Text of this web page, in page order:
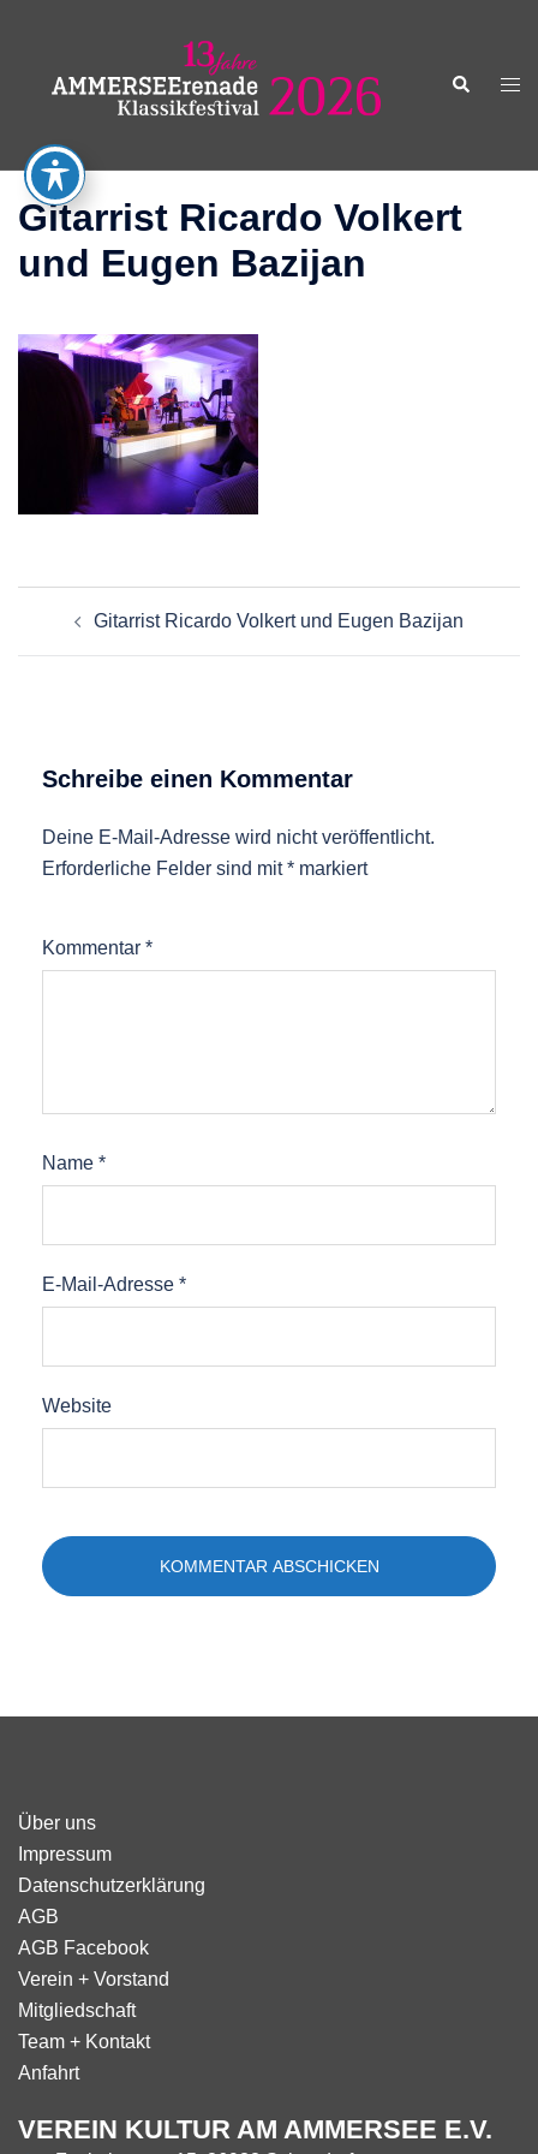
springen
Suche
Gitarrist Ricardo Volkert
und Eugen Bazijan
Gitarrist Ricardo Volkert und Eugen Bazijan
Schreibe einen Kommentar
Deine E-Mail-Adresse wird nicht veröffentlicht.
Erforderliche Felder sind mit* markiert
Kommentar *
Name *
E-Mail-Adresse *
Website
Über uns
Impressum
Datenschutzerklärung
AGB
AGB Facebook
Verein + Vorstand
Mitgliedschaft
Team + Kontakt
Anfahrt
VEREIN KULTUR AM AMMERSEE E.V.